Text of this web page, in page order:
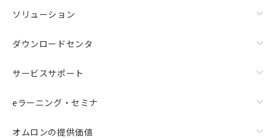
ソリューション
ダウンロードセンタ
サービスサポート
eラーニング・セミナ
オムロンの提供価値